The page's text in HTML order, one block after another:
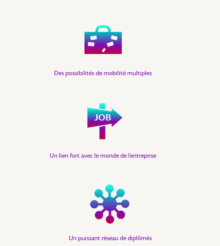
Des possibilités de mobilité multiples
Un lien fort avec le monde de l’entreprise
Un puissant réseau de diplômés